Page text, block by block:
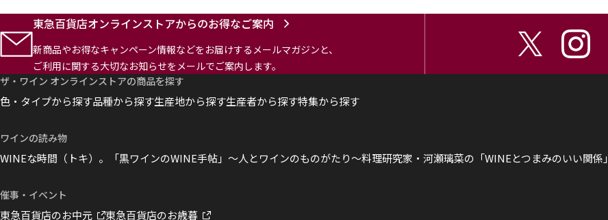
東急百貨店オンラインストアからのお得なご案内
新商品やお得なキャンペーン情報などをお届けするメールマガジンと、
ご利用に関する大切なお知らせをメールでご案内します。
ザ・ワイン オンラインストアの商品を探す
色・タイプから探す品種から探す生産地から探す生産者から探す特集から探す
ワインの読み物
WINEな時間（トキ）。 「黒ワインのWINE手帖」～人とワインのものがたり～料理研究家・河瀬璃菜の「WINEとつまみのいい関係」
催事・イベント
東急百貨店のお中元 東急百貨店のお歳暮